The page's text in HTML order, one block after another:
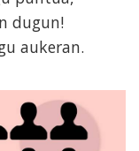
dugun!
aukeran.